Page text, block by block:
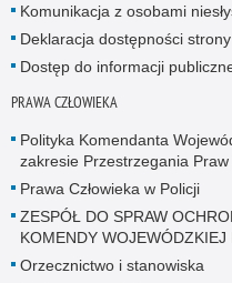
Komunikacja z osobami
Deklaracja dostępności
Dostęp do informacji
PRAWA CZŁOWIEKA
Polityka Komendanta
zakresie Przestrzegania Praw
Prawa Człowieka w Policji
ZESPÓŁ DO SPRAW
KOMENDY
Orzecznictwo i stanowiska